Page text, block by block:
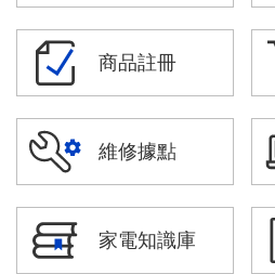
商品註冊
維修據點
家電知識庫